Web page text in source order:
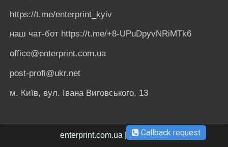
https://t.me/enterprint_kyiv
наш чат-бот https://t.me/+8-UPuDpyvNRiMTk6
office@enterprint.com.ua
post-profi@ukr.net
м. Київ, вул. Івана Виговського, 13
enterprint.com.ua | 2001-2025Callback request